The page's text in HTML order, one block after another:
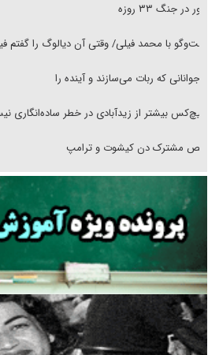
حضور در جنگ ۳۳ روزه
گفت‌وگو با محمد فیلی/ وقتی آن دیالوگ را گفتم
نوجوانانی که ربات می‌سازند و آینده را
هیچ‌کس بیشتر از زیدآبادی در خطر ساده‌انگاری
رقص مشترک دن کیشوت و ترامپ
دنده دولت به واگذاری مسئله‌دار ایران‌خودرو/
غریزه‌ی بقا و آقای باقی و رفقا
جراحی‌های زیبایی با مدرک فوق‌دیپلم! + گفت‌وگو با
گفت‌وگو با همسر یکی از شهدای جنگ رمضان/
انگشت‌های پا شناسایی کردیم
نسلی که آنلاین الگو می‌گیرد